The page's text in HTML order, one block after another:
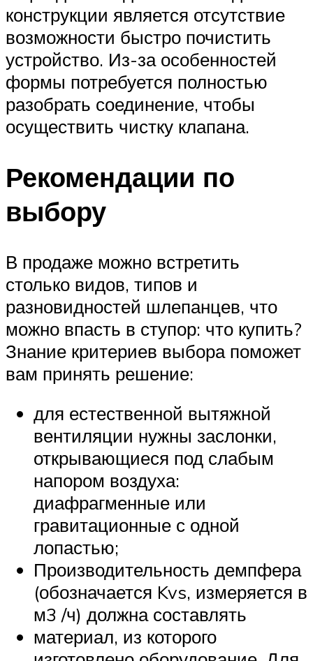
конструкции является отсутствие
возможности быстро почистить
устройство. Из-за особенностей
формы потребуется полностью
разобрать соединение, чтобы
осуществить чистку клапана.
Рекомендации по
выбору
В продаже можно встретить
столько видов, типов и
разновидностей шлепанцев, что
можно впасть в ступор: что купить?
Знание критериев выбора поможет
вам принять решение:
для естественной вытяжной
вентиляции нужны заслонки,
открывающиеся под слабым
напором воздуха:
диафрагменные или
гравитационные с одной
лопастью;
Производительность демпфера
(обозначается Kvs, измеряется в
м3 /ч) должна составлять
материал, из которого